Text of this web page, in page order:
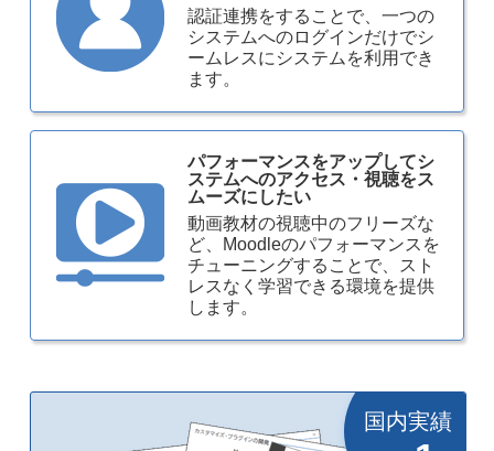
認証連携をすることで、一つの
システムへのログインだけでシ
ームレスにシステムを利用でき
ます。
パフォーマンスをアップしてシ
ステムへのアクセス・視聴をス
ムーズにしたい
動画教材の視聴中のフリーズな
ど、Moodleのパフォーマンスを
チューニングすることで、スト
レスなく学習できる環境を提供
します。
国内実績